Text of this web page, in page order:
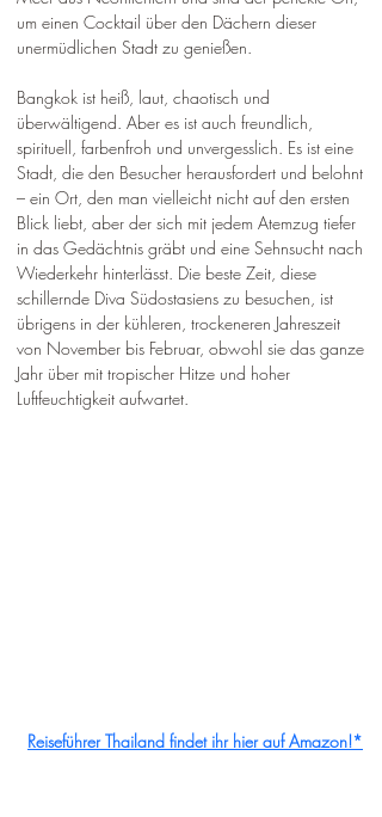
um einen Cocktail über den Dächern dieser
unermüdlichen Stadt zu genießen.
Bangkok ist heiß, laut, chaotisch und
überwältigend. Aber es ist auch freundlich,
spirituell, farbenfroh und unvergesslich. Es ist eine
Stadt, die den Besucher herausfordert und belohnt
– ein Ort, den man vielleicht nicht auf den ersten
Blick liebt, aber der sich mit jedem Atemzug tiefer
in das Gedächtnis gräbt und eine Sehnsucht nach
Wiederkehr hinterlässt. Die beste Zeit, diese
schillernde Diva Südostasiens zu besuchen, ist
übrigens in der kühleren, trockeneren Jahreszeit
von November bis Februar, obwohl sie das ganze
Jahr über mit tropischer Hitze und hoher
Luftfeuchtigkeit aufwartet.
Reiseführer Thailand findet ihr hier auf Amazon!*